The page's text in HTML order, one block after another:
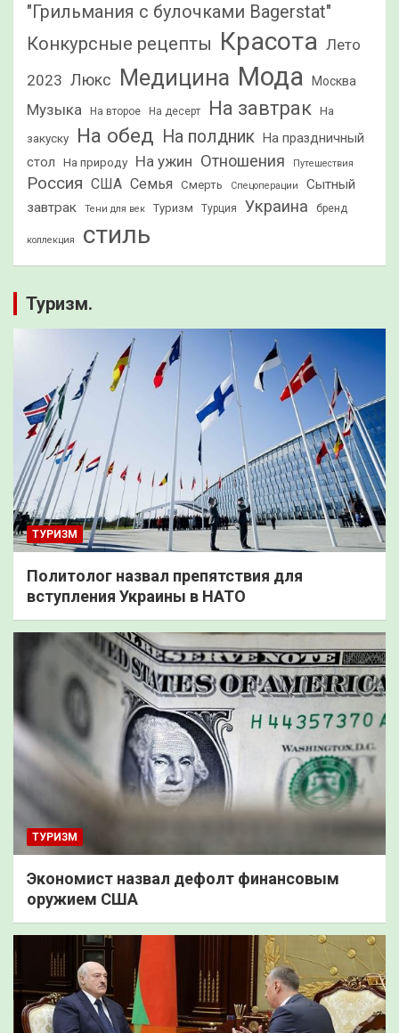
"Грильмания с булочками Bagerstat"
Конкурсные рецепты Красота Лето
2023 Люкс Медицина Мода Москва
Музыка На второе На десерт На завтрак На
закуску На обед На полдник На праздничный
стол
На природу На ужин Отношения Путешествия
Россия США Семья Смерть Спецоперации
Сытный
завтрак
Тени для век Туризм Турция Украина бренд
коллекция стиль
Туризм.
ТУРИЗМ
Политолог назвал препятствия для
вступления Украины в НАТО
ТУРИЗМ
Экономист назвал дефолт финансовым
оружием США